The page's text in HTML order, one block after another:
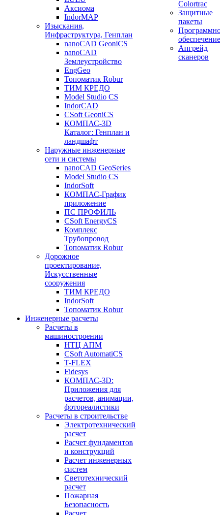
Аксиома
IndorMAP
Изыскания,
Инфраструктура, Генплан
nanoCAD GeoniCS
nanoCAD
Землеустройство
EngGeo
Топоматик Robur
ТИМ КРЕДО
Model Studio CS
IndorCAD
CSoft GeoniCS
КОМПАС-3D
Каталог: Генплан и
ландшафт
Наружные инженерные
сети и системы
nanoCAD GeoSeries
Model Studio CS
IndorSoft
КОМПАС-График
приложение
ПС ПРОФИЛЬ
CSoft EnergyCS
Комплекс
Трубопровод
Топоматик Robur
Дорожное
проектирование,
Искусственные
сооружения
ТИМ КРЕДО
IndorSoft
Топоматик Robur
Инженерные расчеты
Расчеты в
машиностроении
НТЦ АПМ
CSoft AutomatiCS
T-FLEX
Fidesys
КОМПАС-3D:
Приложения для
расчетов, анимации,
фотореалистики
Расчеты в строительстве
Электротехнический
расчет
Расчет фундаментов
и конструкций
Расчет инженерных
систем
Светотехнический
расчет
Пожарная
Безопасность
Расчет
Colortrac
Защитные
пакеты
обеспечение
Апгрейд
сканеров